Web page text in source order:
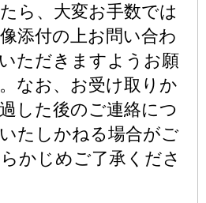
ら、大変お手数では
添付の上お問い合わ
ただきますようお願
なお、お受け取りか
した後のご連絡につ
たしかねる場合がご
かじめご了承くださ